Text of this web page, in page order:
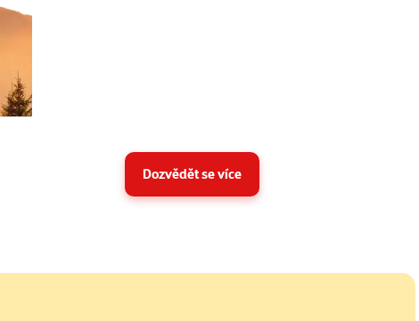
Dozvědět se více